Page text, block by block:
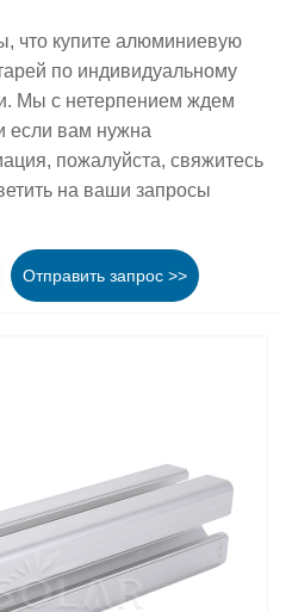
что купите алюминиевую
по индивидуальному
Мы с нетерпением ждем
если вам нужна
пожалуйста, свяжитесь
на ваши запросы
Отправить запрос >>